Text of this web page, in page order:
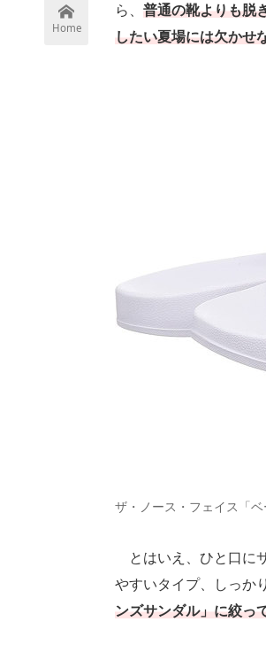
Home
ら、 普通の靴よりも脱
したい夏場には欠かせ
ザ・ノース・フェイス「
とはいえ、ひと口に
やすいタイプ、しっか
ンズサンダル」に絞っ